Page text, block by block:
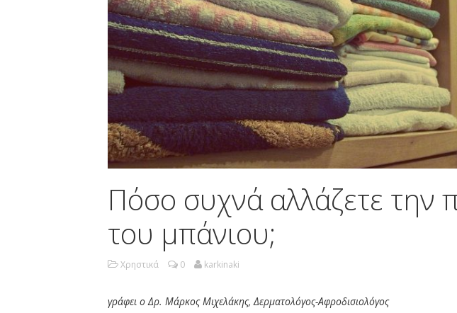
Πόσο συχνά αλλάζετε την
του μπάνιου;
Χρηστικά 0 karkinaki
γράφει ο Δρ. Μάρκος Μιχελάκης, Δερματολόγος-Αφροδισιολόγος